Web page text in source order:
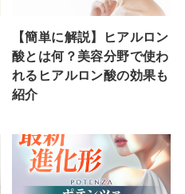
【簡単に解説】ヒアルロン
酸とは何？美容分野で使わ
れるヒアルロン酸の効果も
紹介